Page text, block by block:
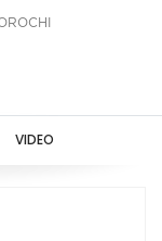
VIDEO